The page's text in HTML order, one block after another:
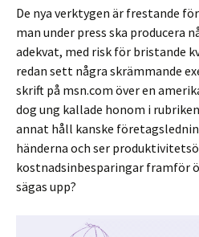
De nya verktygen är frestande
man under press ska producera
adekvat, med risk för bristande
redan sett några skrämmande
skrift på msn.com över en
dog ung kallade honom i rubriken
annat håll kanske
händerna och ser
kostnadsinbesparingar framför
sägas upp?